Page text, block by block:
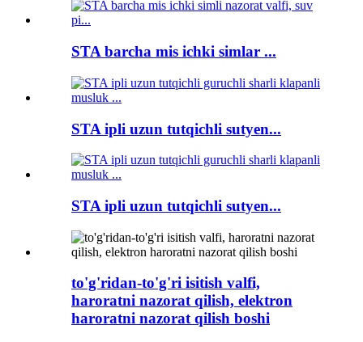
STA barcha mis ichki simlar ...
STA ipli uzun tutqichli sutyen...
STA ipli uzun tutqichli sutyen...
to'g'ridan-to'g'ri isitish valfi,
haroratni nazorat qilish, elektron
haroratni nazorat qilish boshi